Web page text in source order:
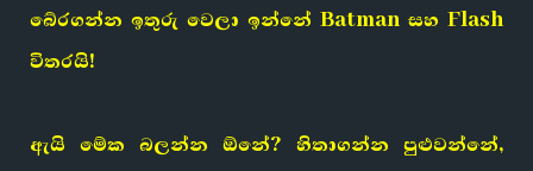
බේරගන්න ඉතුරු වෙලා ඉන්නේ Batman සහ Flash
විතරයි!
ඇයි මේක බලන්න ඕනේ? හිතාගන්න පුළුවන්නේ,